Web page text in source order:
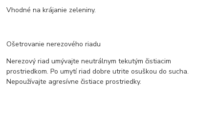
Vhodné na krájanie zeleniny.
Ošetrovanie nerezového riadu
Nerezový riad umývajte neutrálnym tekutým čistiacim
prostriedkom. Po umytí riad dobre utrite osuškou do sucha.
Nepoužívajte agresívne čistiace prostriedky.